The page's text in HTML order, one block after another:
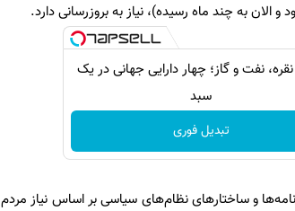
به چند ماه رسیده)، نیاز به بروزرسانی دارد.
نفت و گاز؛ چهار دارایی جهانی در یک
سبد
تبدیل فوری
و ساختارهای نظام‌های سیاسی بر اساس نیاز مردم